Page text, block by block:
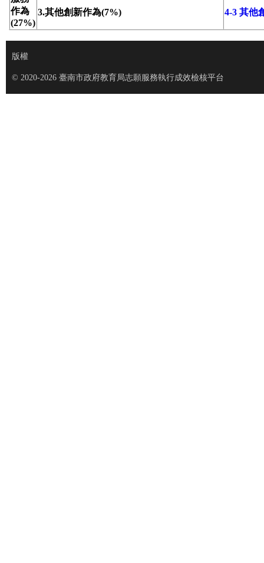
作為
(27%)
3.其他創新作為(7%) 4-3 其他
版權
© 2020-2026 臺南市政府教育局志願服務執行成效檢核平台